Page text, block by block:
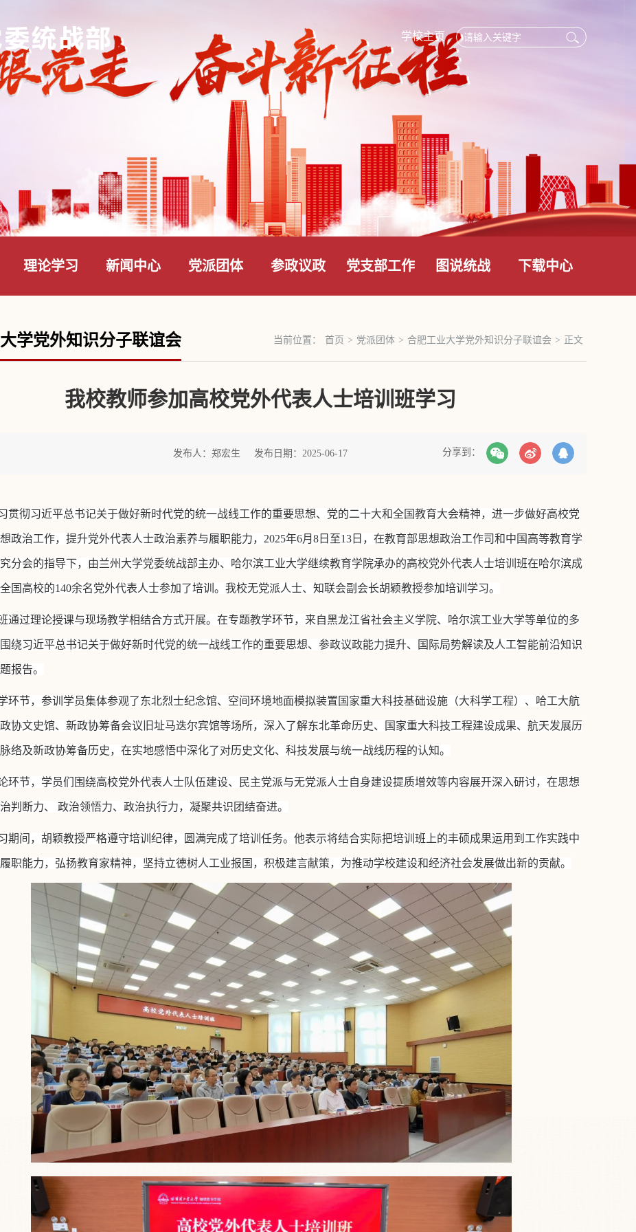
学校主页
理论学习 新闻中心 党派团体 参政议政 党支部工作 图说统战 下载中心
学党外知识分子联谊会 当前位置： 首页 > 党派团体 > 合肥工业大学党外知识分子联谊会 > 正文
我校教师参加高校党外代表人士培训班学习
发布人：郑宏生 发布日期：2025-06-17 分享到：
贯彻习近平总书记关于做好新时代党的统一战线工作的重要思想、党的二十大和全国教育大会精神，进一步做好高校党
政治工作，提升党外代表人士政治素养与履职能力，2025年6月8日至13日，在教育部思想政治工作司和中国高等教育学
分会的指导下，由兰州大学党委统战部主办、哈尔滨工业大学继续教育学院承办的高校党外代表人士培训班在哈尔滨成
国高校的140余名党外代表人士参加了培训。我校无党派人士、知联会副会长胡颖教授参加培训学习。
通过理论授课与现场教学相结合方式开展。在专题教学环节，来自黑龙江省社会主义学院、哈尔滨工业大学等单位的多
绕习近平总书记关于做好新时代党的统一战线工作的重要思想、参政议政能力提升、国际局势解读及人工智能前沿知识
报告。
环节，参训学员集体参观了东北烈士纪念馆、空间环境地面模拟装置国家重大科技基础设施（大科学工程）、哈工大航
协文史馆、新政协筹备会议旧址马迭尔宾馆等场所，深入了解东北革命历史、国家重大科技工程建设成果、航天发展历
络及新政协筹备历史，在实地感悟中深化了对历史文化、科技发展与统一战线历程的认知。
环节，学员们围绕高校党外代表人士队伍建设、民主党派与无党派人士自身建设提质增效等内容展开深入研讨，在思想
判断力、 政治领悟力、政治执行力，凝聚共识团结奋进。
期间，胡颖教授严格遵守培训纪律，圆满完成了培训任务。他表示将结合实际把培训班上的丰硕成果运用到工作实践中
职能力，弘扬教育家精神，坚持立德树人工业报国，积极建言献策，为推动学校建设和经济社会发展做出新的贡献。